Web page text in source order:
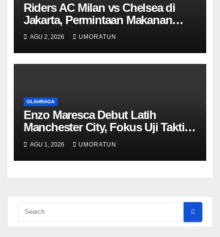
Riders AC Milan vs Chelsea di
Jakarta, Permintaan Makanan
Klub Ternyata Berbeda
AGU 2, 2026 UMORATUN
OLAHRAGA
Enzo Maresca Debut Latih
Manchester City, Fokus Uji Taktik
saat Lawan Inter
AGU 1, 2026 UMORATUN